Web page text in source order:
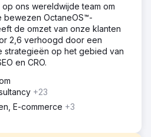
ons wereldwijde team om
bewezen OctaneOS™-
de omzet van onze klanten
2,6 verhoogd door een
strategieën op het gebied van
en CRO.
+23
E-commerce +3